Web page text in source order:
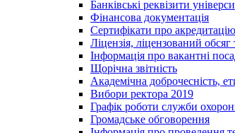
Банківські реквізити
Фінансова документація
Сертифікати про акредитацію
Ліцензія, ліцензований обсяг
Інформація про вакантні
Щорічна звітність
Академічна доброчесність,
Вибори ректора 2019
Графік роботи служби
Громадське обговорення